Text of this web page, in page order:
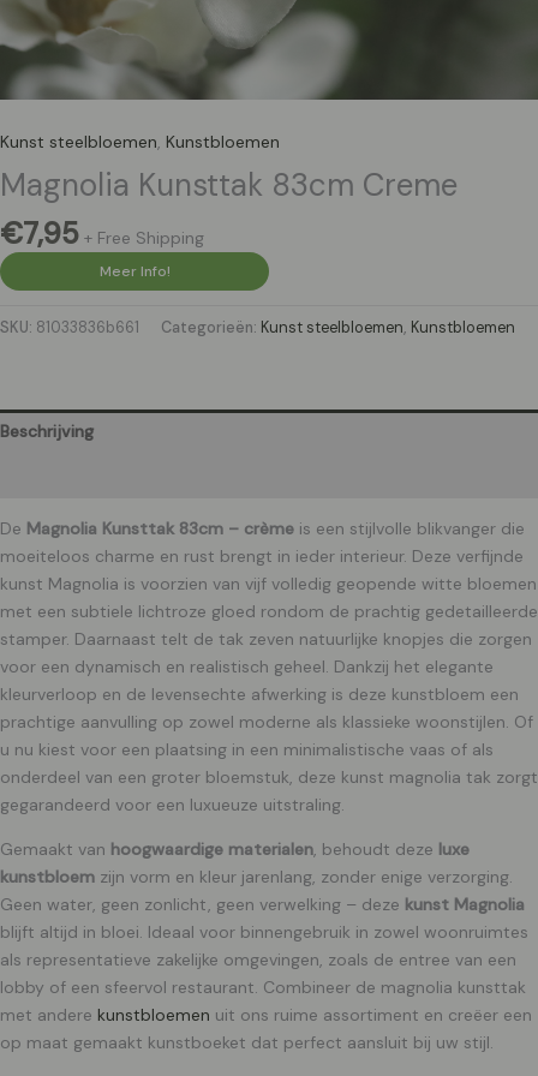
Kunst steelbloemen, Kunstbloemen
Magnolia Kunsttak 83cm Creme
€7,95 + Free Shipping
Meer Info!
SKU: 81033836b661 Categorieën: Kunst steelbloemen, Kunstbloemen
Beschrijving
De Magnolia Kunsttak 83cm – crème is een stijlvolle blikvanger die
moeiteloos charme en rust brengt in ieder interieur. Deze verfijnde
kunst Magnolia is voorzien van vijf volledig geopende witte bloemen
met een subtiele lichtroze gloed rondom de prachtig gedetailleerde
stamper. Daarnaast telt de tak zeven natuurlijke knopjes die zorgen
voor een dynamisch en realistisch geheel. Dankzij het elegante
kleurverloop en de levensechte afwerking is deze kunstbloem een
prachtige aanvulling op zowel moderne als klassieke woonstijlen. Of
u nu kiest voor een plaatsing in een minimalistische vaas of als
onderdeel van een groter bloemstuk, deze kunst magnolia tak zorgt
gegarandeerd voor een luxueuze uitstraling.
Gemaakt van hoogwaardige materialen, behoudt deze luxe
kunstbloem zijn vorm en kleur jarenlang, zonder enige verzorging.
Geen water, geen zonlicht, geen verwelking – deze kunst Magnolia
blijft altijd in bloei. Ideaal voor binnengebruik in zowel woonruimtes
als representatieve zakelijke omgevingen, zoals de entree van een
lobby of een sfeervol restaurant. Combineer de magnolia kunsttak
met andere kunstbloemen uit ons ruime assortiment en creëer een
op maat gemaakt kunstboeket dat perfect aansluit bij uw stijl.